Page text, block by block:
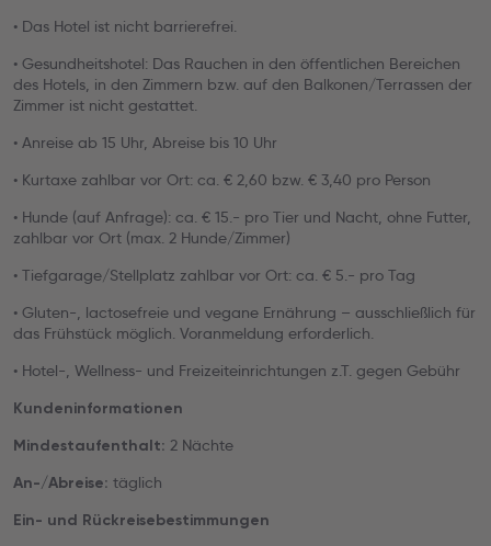
• Das Hotel ist nicht barrierefrei.
• Gesundheitshotel: Das Rauchen in den öffentlichen Bereichen
des Hotels, in den Zimmern bzw. auf den Balkonen/Terrassen der
Zimmer ist nicht gestattet.
• Anreise ab 15 Uhr, Abreise bis 10 Uhr
• Kurtaxe zahlbar vor Ort: ca. € 2,60 bzw. € 3,40 pro Person
• Hunde (auf Anfrage): ca. € 15.- pro Tier und Nacht, ohne Futter,
zahlbar vor Ort (max. 2 Hunde/Zimmer)
• Tiefgarage/Stellplatz zahlbar vor Ort: ca. € 5.- pro Tag
• Gluten-, lactosefreie und vegane Ernährung – ausschließlich für
das Frühstück möglich. Voranmeldung erforderlich.
• Hotel-, Wellness- und Freizeiteinrichtungen z.T. gegen Gebühr
Kundeninformationen
Mindestaufenthalt: 2 Nächte
An-/Abreise: täglich
Ein- und Rückreisebestimmungen